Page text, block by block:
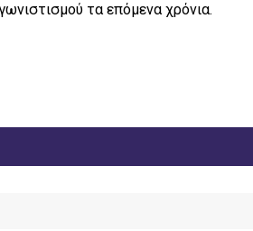
τα επόμενα χρόνια.